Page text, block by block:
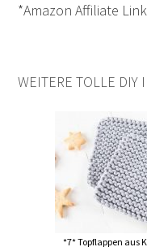
*Amazon Affiliate
WEITERE TOLLE DIY
*7* Topflappen aus